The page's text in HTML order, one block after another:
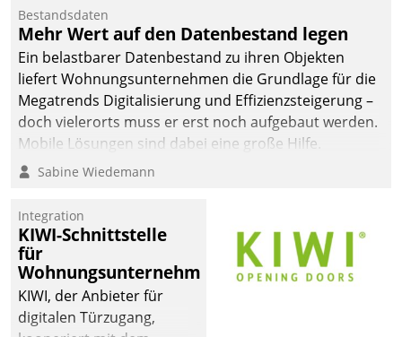
Bestandsdaten
Mehr Wert auf den Datenbestand legen
Ein belastbarer Datenbestand zu ihren Objekten
liefert Wohnungsunternehmen die Grundlage für die
Megatrends Digitalisierung und Effizienzsteigerung –
doch vielerorts muss er erst noch aufgebaut werden.
Mobile Lösungen sind dabei eine große Hilfe.
Sabine Wiedemann
Integration
KIWI-Schnittstelle
für
Wohnungsunternehmen
KIWI, der Anbieter für
digitalen Türzugang,